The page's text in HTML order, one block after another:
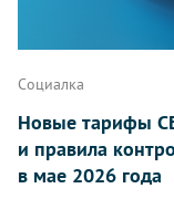
Социалка
Новые тарифы
и правила
в мае 2026 года